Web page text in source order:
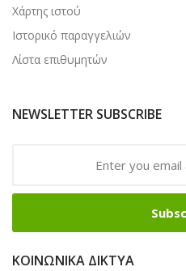
Χάρτης ιστού
Ιστορικό παραγγελιών
Λίστα επιθυμητών
NEWSLETTER SUBSCRIBE
ΚΟΙΝΩΝΙΚΆ ΔΊΚΤΥΑ